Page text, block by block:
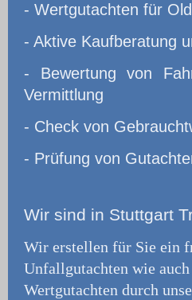
- Wertgutachten für
- Aktive Kaufberatung
- Bewertung von
Vermittlung
- Check von
- Prüfung von
Wir sind in Stuttgart
Wir erstellen für Sie ein
Unfallgutachten wie
Wertgutachten durch